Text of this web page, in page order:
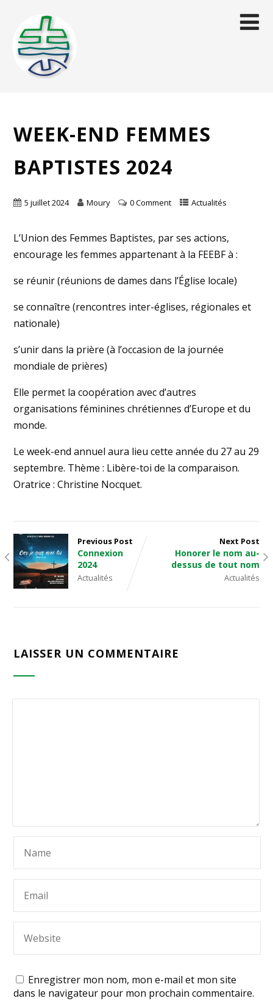
WEEK-END FEMMES
BAPTISTES 2024
5 juillet 2024 Moury 0 Comment Actualités
L’Union des Femmes Baptistes, par ses actions,
encourage les femmes appartenant à la FEEBF à :
se réunir (réunions de dames dans l’Église locale)
se connaître (rencontres inter-églises, régionales et
nationale)
s’unir dans la prière (à l’occasion de la journée
mondiale de prières)
Elle permet la coopération avec d’autres
organisations féminines chrétiennes d’Europe et du
monde.
Le week-end annuel aura lieu cette année du 27 au 29
septembre. Thème : Libère-toi de la comparaison.
Oratrice : Christine Nocquet.
Previous Post
Connexion
2024
Actualités
Next Post
Honorer le nom au-
dessus de tout nom
Actualités
LAISSER UN COMMENTAIRE
Enregistrer mon nom, mon e-mail et mon site
dans le navigateur pour mon prochain commentaire.